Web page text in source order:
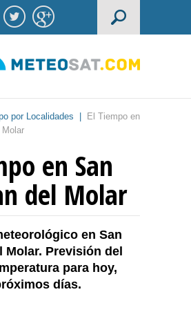
por Localidades
El Tiempo en
en San
del Molar
en San
Molar. Previsión del
para hoy,
días.